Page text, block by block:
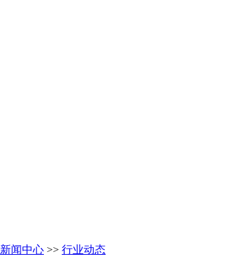
新闻中心 >> 行业动态